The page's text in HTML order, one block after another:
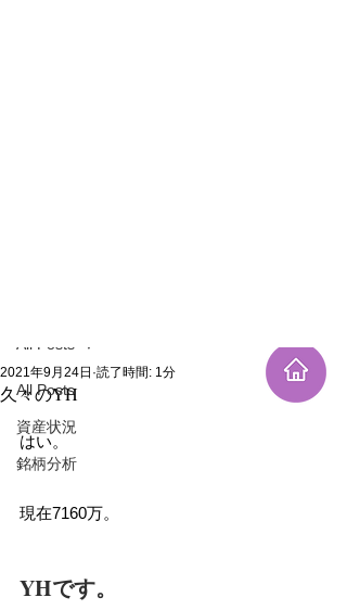
All Posts
資産状況
銘柄分析
All Posts
久々のYH
2021年9月24日 読了時間: 1分
はい。
現在7160万。
YHです。